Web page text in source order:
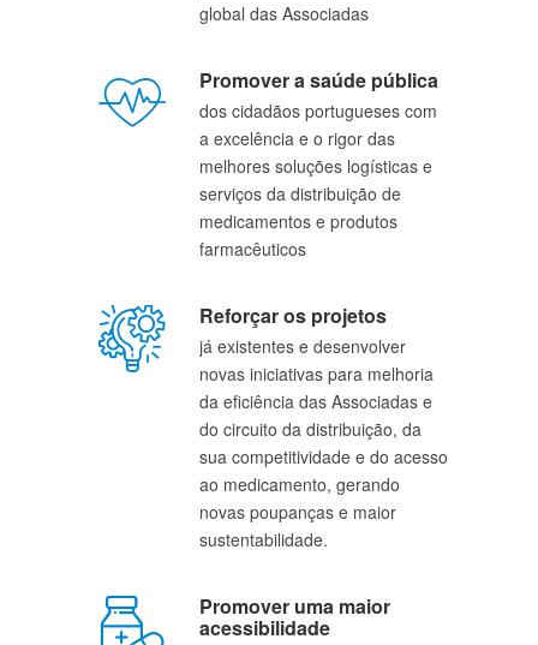
global das Associadas
Promover a saúde pública
dos cidadãos portugueses com
a excelência e o rigor das
melhores soluções logísticas e
serviços da distribuição de
medicamentos e produtos
farmacêuticos
Reforçar os projetos
já existentes e desenvolver
novas iniciativas para melhoria
da eficiência das Associadas e
do circuito da distribuição, da
sua competitividade e do acesso
ao medicamento, gerando
novas poupanças e maior
sustentabilidade.
Promover uma maior
acessibilidade